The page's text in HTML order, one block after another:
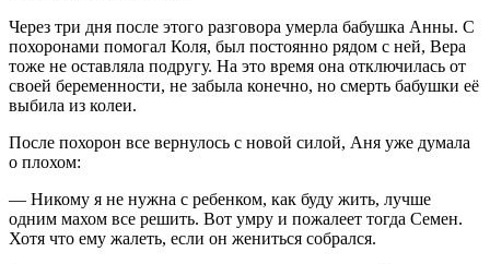
Через три дня после этого разговора умерла бабушка Анны. С
похоронами помогал Коля, был постоянно рядом с ней, Вера
тоже не оставляла подругу. На это время она отключилась от
своей беременности, не забыла конечно, но смерть бабушки её
выбила из колеи.
После похорон все вернулось с новой силой, Аня уже думала
о плохом:
— Никому я не нужна с ребенком, как буду жить, лучше
одним махом все решить. Вот умру и пожалеет тогда Семен.
Хотя что ему жалеть, если он жениться собрался.